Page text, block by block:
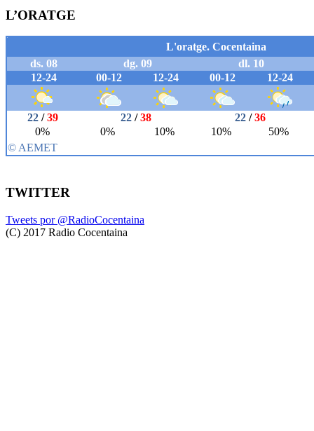
L’ORATGE
TWITTER
Tweets por @RadioCocentaina
(C) 2017 Radio Cocentaina